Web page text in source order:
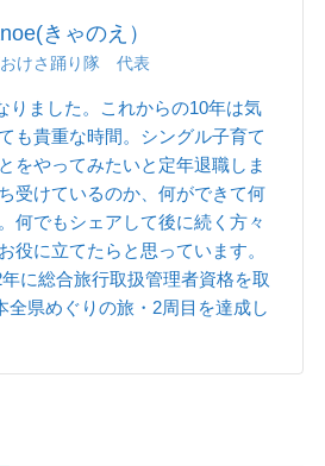
きゃのえ）
けさ踊り隊 代表
りました。これからの10年は気
も貴重な時間。シングル子育て
をやってみたいと定年退職しま
受けているのか、何ができて何
何でもシェアして後に続く方々
役に立てたらと思っています。
に総合旅行取扱管理者資格を取
全県めぐりの旅・2周目を達成し